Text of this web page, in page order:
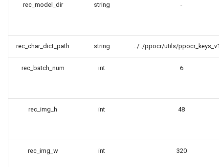
rec_model_dir string -
rec_char_dict_path string ../../ppocr/utils/
rec_batch_num int 6
rec_img_h int 48
rec_img_w int 320